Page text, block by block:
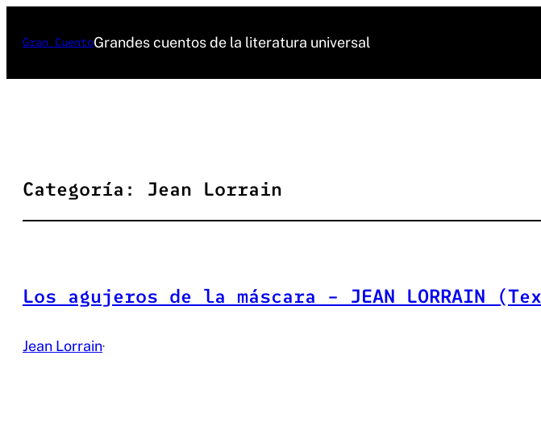
Gran CuentoGrandes cuentos de la literatura universal
Categoría: Jean Lorrain
Los agujeros de la máscara – JEAN LORRAIN
Jean Lorrain·